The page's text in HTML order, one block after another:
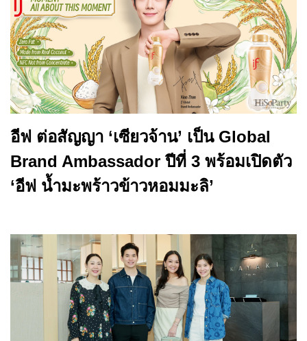
อีฟ ต่อสัญญา ‘เซียวจ้าน’ เป็น Global
Brand Ambassador ปีที่ 3 พร้อมเปิดตัว
‘อีฟ น้ำมะพร้าวข้าวหอมมะลิ’